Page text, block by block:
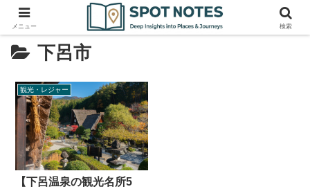
下呂市
観光・レジャー
【下呂温泉の観光名所5
メニュー 検索